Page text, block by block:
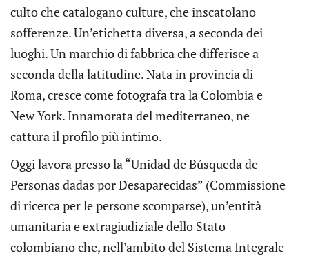
culto che catalogano culture, che inscatolano
sofferenze. Un’etichetta diversa, a seconda dei
luoghi. Un marchio di fabbrica che differisce a
seconda della latitudine. Nata in provincia di
Roma, cresce come fotografa tra la Colombia e
New York. Innamorata del mediterraneo, ne
cattura il profilo più intimo.
Oggi lavora presso la “Unidad de Búsqueda de
Personas dadas por Desaparecidas” (Commissione
di ricerca per le persone scomparse), un’entità
umanitaria e extragiudiziale dello Stato
colombiano che, nell’ambito del Sistema Integrale